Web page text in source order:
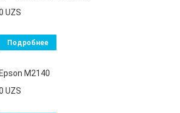
UZS
Подробнее
Epson M2140
UZS